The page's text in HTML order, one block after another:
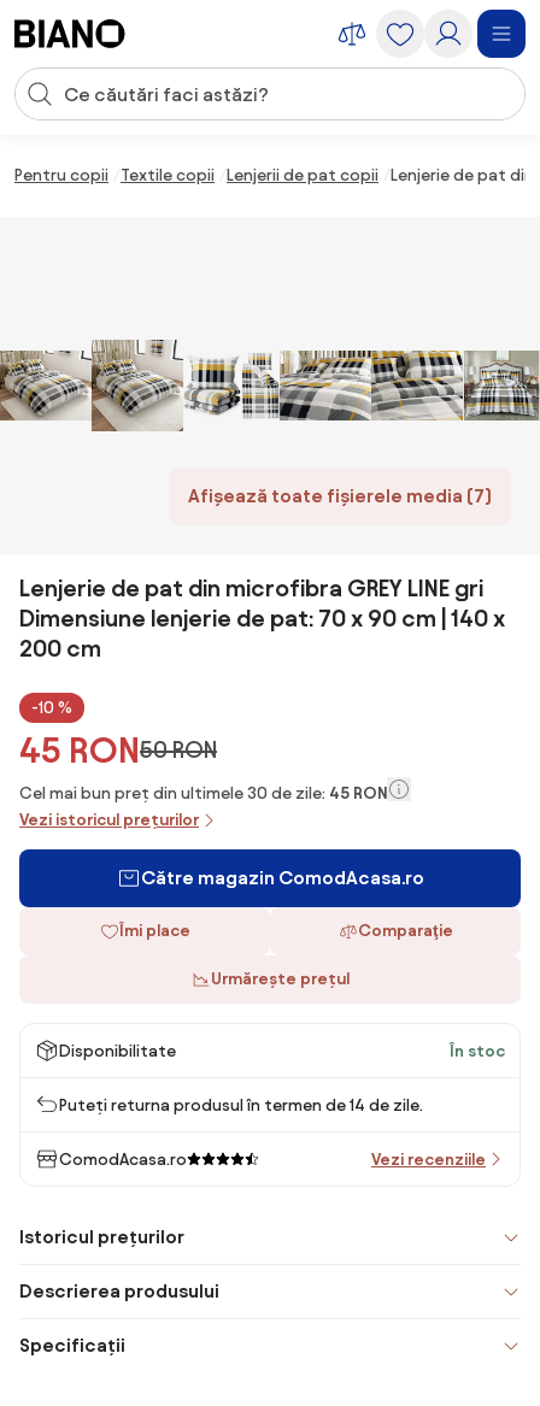
Introducerea căutării
Pentru copii Textile copii Lenjerii de pat copii Lenjerie de pat din
Afișează toate fișierele media (7)
Lenjerie de pat din microfibra GREY LINE gri
Dimensiune lenjerie de pat: 70 x 90 cm | 140 x
200 cm
-10 %
45 RON50 RON
Cel mai bun preț din ultimele 30 de zile: 45 RON
Vezi istoricul prețurilor
Către magazin ComodAcasa.ro
Îmi place Comparaţie
Urmărește prețul
Disponibilitate În stoc
Puteți returna produsul în termen de 14 de zile.
ComodAcasa.ro Vezi recenziile
Istoricul prețurilor
Descrierea produsului
Specificații